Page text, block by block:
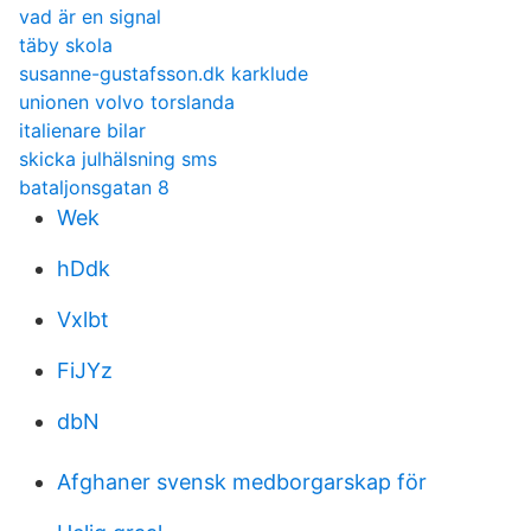
vad är en signal
täby skola
susanne-gustafsson.dk karklude
unionen volvo torslanda
italienare bilar
skicka julhälsning sms
bataljonsgatan 8
Wek
hDdk
Vxlbt
FiJYz
dbN
Afghaner svensk medborgarskap för